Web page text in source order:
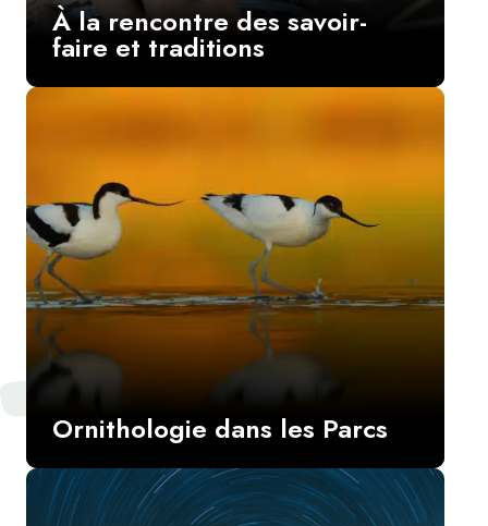
À la rencontre des savoir-
faire et traditions
Ornithologie dans les Parcs